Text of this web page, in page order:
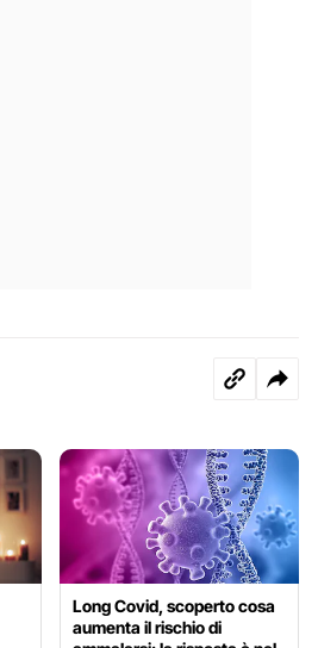
Long Covid, scoperto cosa
aumenta il rischio di